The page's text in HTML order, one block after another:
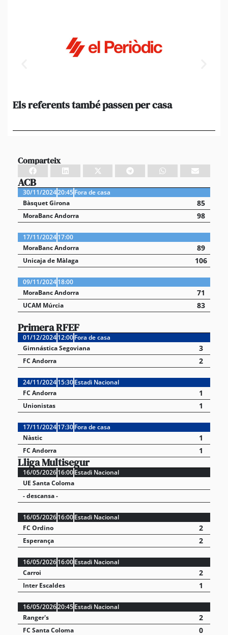
Els referents també passen per casa
Comparteix
ACB
30/11/202420:45Fora de casa
Bàsquet Girona
85
MoraBanc Andorra 98
17/11/202417:00
MoraBanc Andorra
89
Unicaja de Màlaga 106
09/11/202418:00
MoraBanc Andorra
71
UCAM Múrcia 83
Primera RFEF
01/12/202412:00Fora de casa
Gimnástica Segoviana
3
FC Andorra 2
24/11/202415:30Estadi Nacional
FC Andorra
1
Unionistas 1
17/11/202417:30Fora de casa
Nàstic
1
FC Andorra 1
Lliga Multisegur
16/05/202616:00Estadi Nacional
UE Santa Coloma
- descansa -
16/05/202616:00Estadi Nacional
FC Ordino
2
Esperança 2
16/05/202616:00Estadi Nacional
Carroi
2
Inter Escaldes 1
16/05/202620:45Estadi Nacional
Ranger's
2
FC Santa Coloma 0